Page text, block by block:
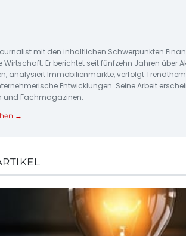
mit den inhaltlichen Schwerpunkten
Wirtschaft. Er berichtet seit fünfzehn Jahren über
analysiert Immobilienmärkte, verfolgt
Entwicklungen. Seine Arbeit
und Fachmagazinen.
→